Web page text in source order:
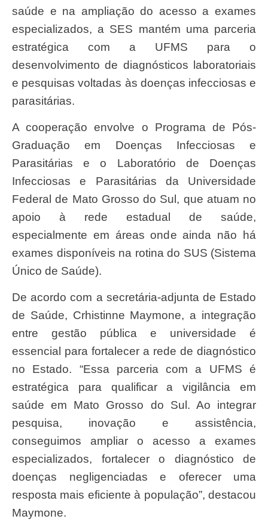
saúde e na ampliação do acesso a exames
especializados, a SES mantém uma parceria
estratégica com a UFMS para o
desenvolvimento de diagnósticos laboratoriais
e pesquisas voltadas às doenças infecciosas e
parasitárias.
A cooperação envolve o Programa de Pós-
Graduação em Doenças Infecciosas e
Parasitárias e o Laboratório de Doenças
Infecciosas e Parasitárias da Universidade
Federal de Mato Grosso do Sul, que atuam no
apoio à rede estadual de saúde,
especialmente em áreas onde ainda não há
exames disponíveis na rotina do SUS (Sistema
Único de Saúde).
De acordo com a secretária-adjunta de Estado
de Saúde, Crhistinne Maymone, a integração
entre gestão pública e universidade é
essencial para fortalecer a rede de diagnóstico
no Estado. “Essa parceria com a UFMS é
estratégica para qualificar a vigilância em
saúde em Mato Grosso do Sul. Ao integrar
pesquisa, inovação e assistência,
conseguimos ampliar o acesso a exames
especializados, fortalecer o diagnóstico de
doenças negligenciadas e oferecer uma
resposta mais eficiente à população”, destacou
Maymone.